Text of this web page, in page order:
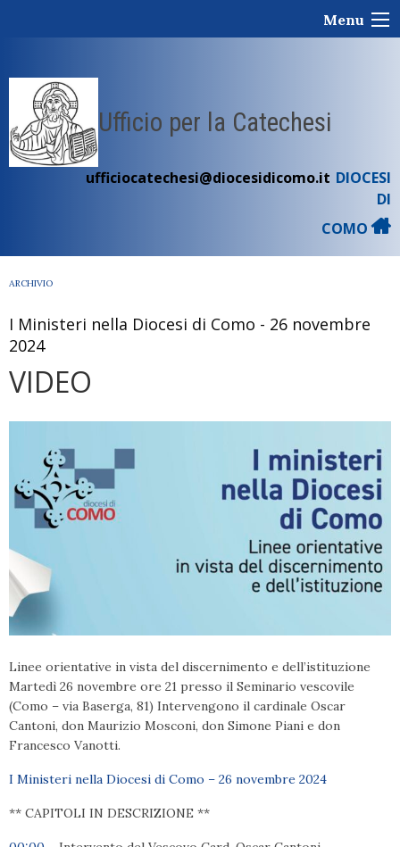
Menu
Ufficio per la Catechesi
ufficiocatechesi@diocesidicomo.it DIOCESI
DI
COMO
ARCHIVIO
I Ministeri nella Diocesi di Como - 26 novembre
2024
VIDEO
Linee orientative in vista del discernimento e dell’istituzione
Martedì 26 novembre ore 21 presso il Seminario vescovile
(Como – via Baserga, 81) Intervengono il cardinale Oscar
Cantoni, don Maurizio Mosconi, don Simone Piani e don
Francesco Vanotti.
I Ministeri nella Diocesi di Como – 26 novembre 2024
** CAPITOLI IN DESCRIZIONE **